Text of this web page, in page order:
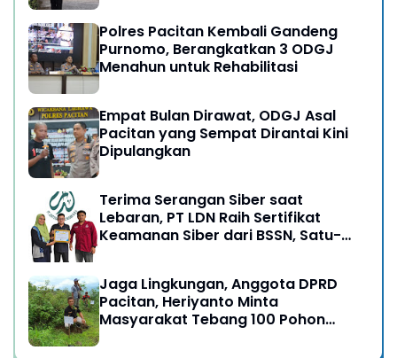
Polres Pacitan Kembali Gandeng
Purnomo, Berangkatkan 3 ODGJ
Menahun untuk Rehabilitasi
Empat Bulan Dirawat, ODGJ Asal
Pacitan yang Sempat Dirantai Kini
Dipulangkan
Terima Serangan Siber saat
Lebaran, PT LDN Raih Sertifikat
Keamanan Siber dari BSSN, Satu-
Jaga Lingkungan, Anggota DPRD
Pacitan, Heriyanto Minta
Masyarakat Tebang 100 Pohon